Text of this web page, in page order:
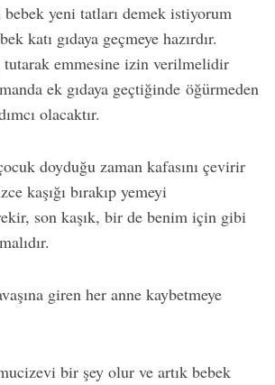
bebek yeni tatları demek istiyorum
katı gıdaya geçmeye hazırdır.
emmesine izin verilmelidir
ek gıdaya geçtiğinde öğürmeden
olacaktır.
doyduğu zaman kafasını çevirir
kaşığı bırakıp yemeyi
son kaşık, bir de benim için gibi
giren her anne kaybetmeye
bir şey olur ve artık bebek